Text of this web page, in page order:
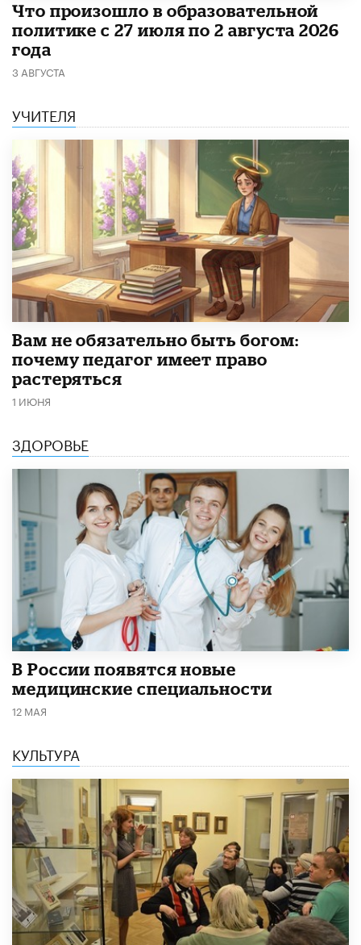
​Что произошло в образовательной
политике с 27 июля по 2 августа 2026
года
3 АВГУСТА
УЧИТЕЛЯ
​Вам не обязательно быть богом:
почему педагог имеет право
растеряться
1 ИЮНЯ
ЗДОРОВЬЕ
В России появятся новые
медицинские специальности
12 МАЯ
КУЛЬТУРА